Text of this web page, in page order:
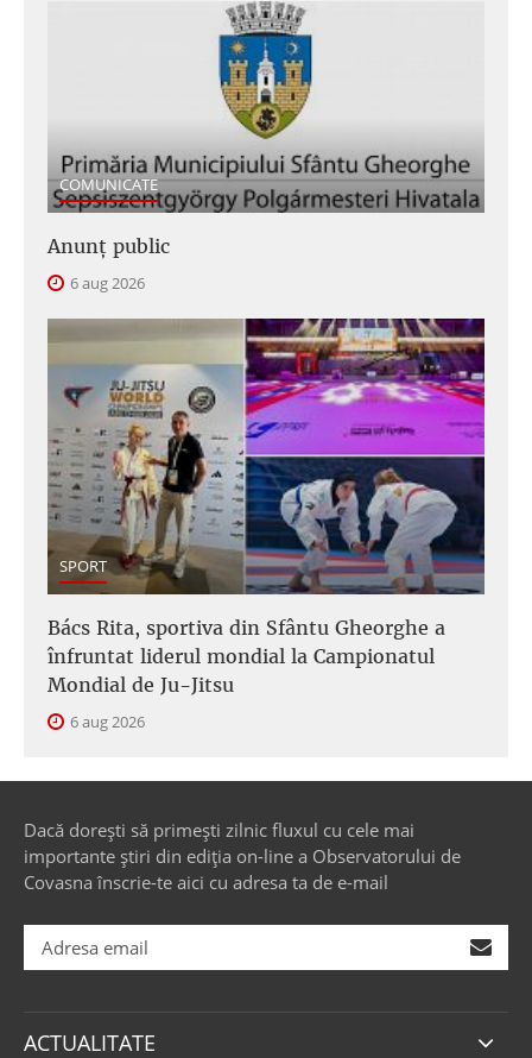
COMUNICATE
Anunţ public
6 aug 2026
SPORT
Bács Rita, sportiva din Sfântu Gheorghe a
înfruntat liderul mondial la Campionatul
Mondial de Ju-Jitsu
6 aug 2026
Dacă dorești să primești zilnic fluxul cu cele mai
importante știri din ediția on-line a Observatorului de
Covasna înscrie-te aici cu adresa ta de e-mail
ACTUALITATE